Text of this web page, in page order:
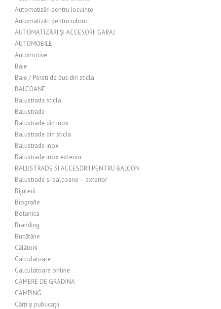
Automatizări pentru locuințe
Automatizări pentru rulouri
AUTOMATIZĂRI ȘI ACCESORII GARAJ
AUTOMOBILE
Automotive
Baie
Baie / Pereti de dus din sticla
BALCOANE
Balustrada sticla
Balustrade
Balustrade din inox
Balustrade din sticla
Balustrade inox
Balustrade inox exterior
BALUSTRADE SI ACCESORII PENTRU BALCON
Balustrade si balcoane – exterior
Bijuterii
Biografie
Botanica
Branding
Bucătărie
Călătorii
Calculatoare
Calculatoare online
CAMERE DE GRADINA
CAMPING
Cărți și publicații